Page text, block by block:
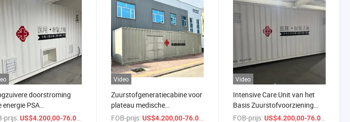
doorstroming
energie PSA
cabine
prijs: US$4.200,00-76.000,00
Video
Zuurstofgeneratiecabine voor
plateau medische
ondersteuning
FOB-prijs: US$4.200,00-76.000,00
Video
Intensive Care Unit van het
Basis Zuurstofvoorziening
Ziekenhuis
FOB-prijs: US$4.200,00-76.000,00